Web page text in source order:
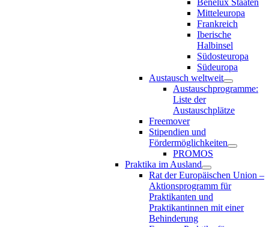
Mitteleuropa
Frankreich
Iberische
Halbinsel
Südosteuropa
Südeuropa
Austausch weltweit
Austauschprogramme:
Liste der
Austauschplätze
Freemover
Stipendien und
Fördermöglichkeiten
PROMOS
Praktika im Ausland
Rat der Europäischen Union –
Aktionsprogramm für
Praktikanten und
Praktikantinnen mit einer
Behinderung